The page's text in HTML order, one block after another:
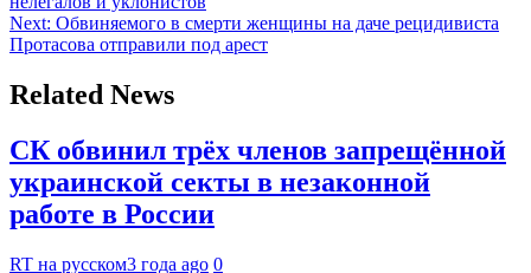
Next: Обвиняемого в смерти женщины на даче рецидивиста
Протасова отправили под арест
Related News
СК обвинил трёх членов запрещённой
украинской секты в незаконной
работе в России
RT на русском3 года ago 0